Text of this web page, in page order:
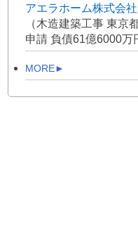
アエラホーム株式会社
（木造建築工事 東京
申請 負債61億6000万
MORE►